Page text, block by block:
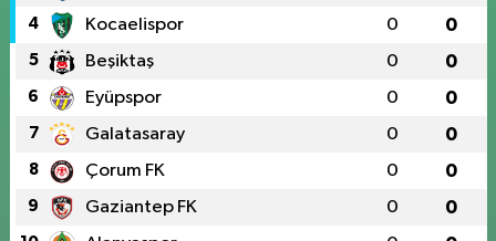
4 Kocaelispor 0 0
5 Beşiktaş 0 0
6 Eyüpspor 0 0
7 Galatasaray 0 0
8 Çorum FK 0 0
9 Gaziantep FK 0 0